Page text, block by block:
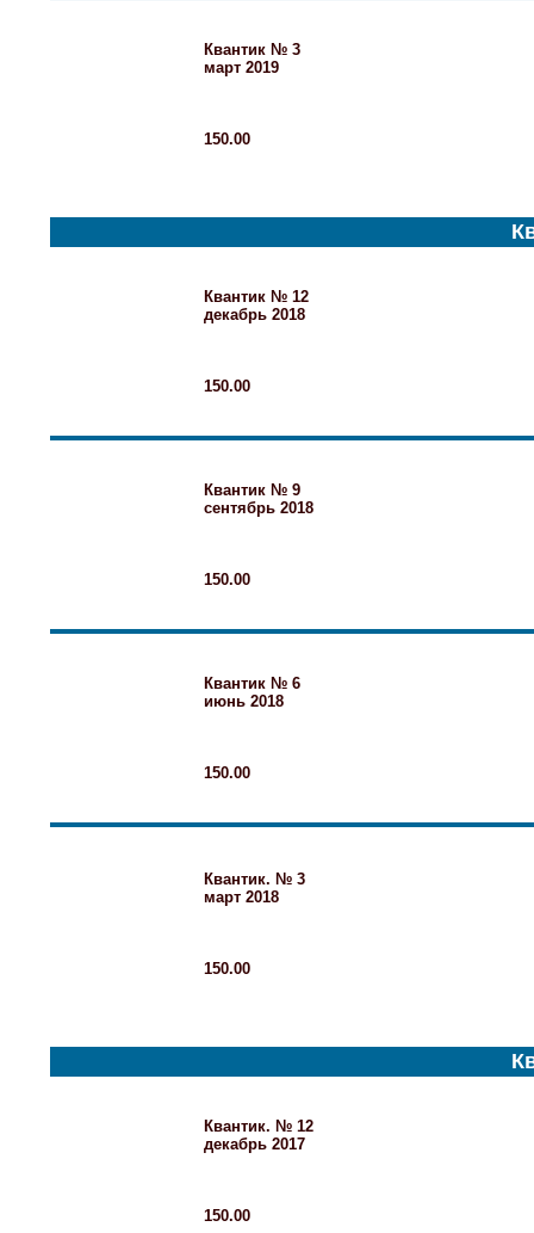
Квантик № 3
март 2019
150.00
Квантик № 12
декабрь 2018
150.00
Квантик № 9
сентябрь 2018
150.00
Квантик № 6
июнь 2018
150.00
Квантик. № 3
март 2018
150.00
Квантик. № 12
декабрь 2017
150.00